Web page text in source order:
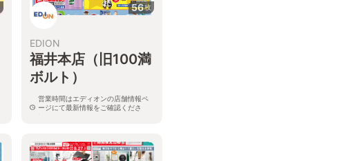
56枚
EDION
福井本店（旧100満
ボルト）
営業時間はエディオンの店舗情報ペ
ージにて最新情報をご確認くださ
い。